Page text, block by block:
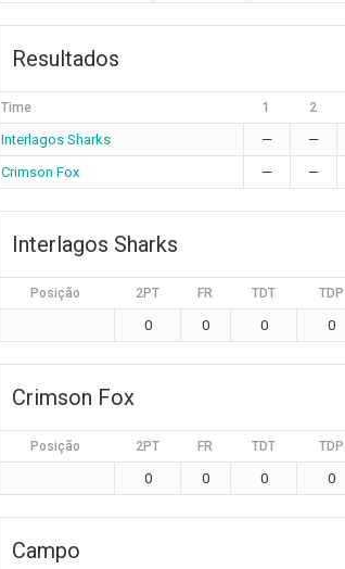
Resultados
Time 1 2
Interlagos Sharks — —
Crimson Fox
— —
Interlagos Sharks
Posição 2PT FR TDT TDP
0 0 0 0
Crimson Fox
Posição 2PT FR TDT TDP
0 0 0 0
Campo